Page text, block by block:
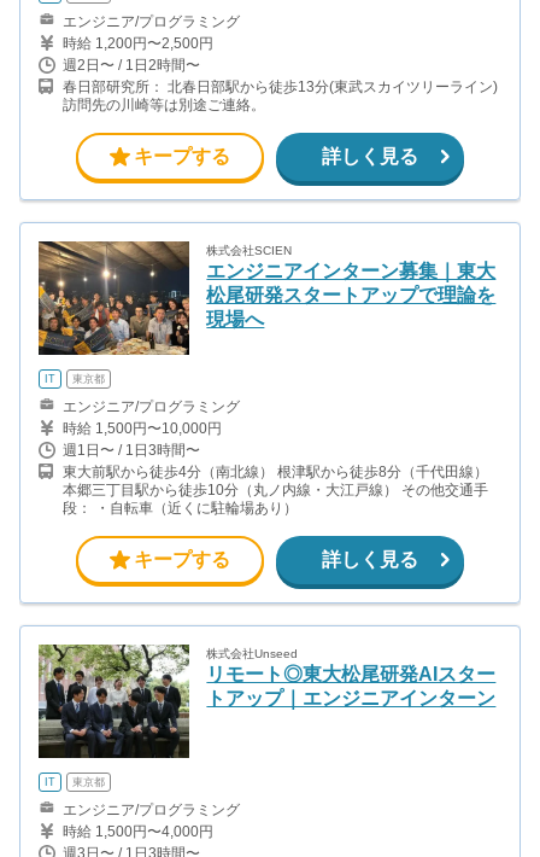
エンジニア/プログラミング
時給 1,200円〜2,500円
週2日〜 / 1日2時間〜
春日部研究所： 北春日部駅から徒歩13分(東武スカイツリーライン)
訪問先の川崎等は別途ご連絡。
キープする 詳しく見る
株式会社SCIEN
エンジニアインターン募集｜東大
松尾研発スタートアップで理論を
現場へ
IT 東京都
エンジニア/プログラミング
時給 1,500円〜10,000円
週1日〜 / 1日3時間〜
東大前駅から徒歩4分（南北線） 根津駅から徒歩8分（千代田線）
本郷三丁目駅から徒歩10分（丸ノ内線・大江戸線） その他交通手
段： ・自転車（近くに駐輪場あり）
キープする 詳しく見る
株式会社Unseed
リモート◎東大松尾研発AIスター
トアップ｜エンジニアインターン
IT 東京都
エンジニア/プログラミング
時給 1,500円〜4,000円
週3日〜 / 1日3時間〜